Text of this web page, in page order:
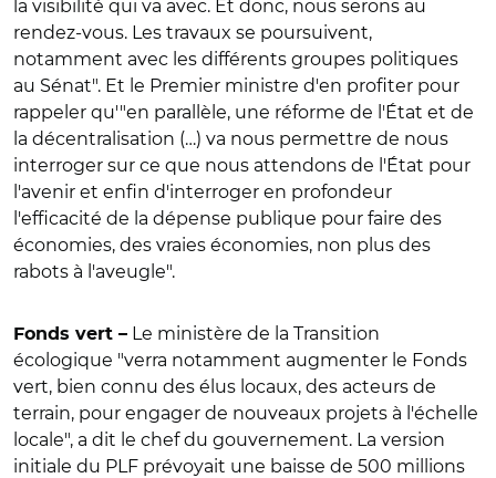
la visibilité qui va avec. Et donc, nous serons au
rendez-vous. Les travaux se poursuivent,
notamment avec les différents groupes politiques
au Sénat". Et le Premier ministre d'en profiter pour
rappeler qu'"en parallèle, une réforme de l'État et de
la décentralisation (…) va nous permettre de nous
interroger sur ce que nous attendons de l'État pour
l'avenir et enfin d'interroger en profondeur
l'efficacité de la dépense publique pour faire des
économies, des vraies économies, non plus des
rabots à l'aveugle".
Fonds vert – Le ministère de la Transition
écologique "verra notamment augmenter le Fonds
vert, bien connu des élus locaux, des acteurs de
terrain, pour engager de nouveaux projets à l'échelle
locale", a dit le chef du gouvernement. La version
initiale du PLF prévoyait une baisse de 500 millions